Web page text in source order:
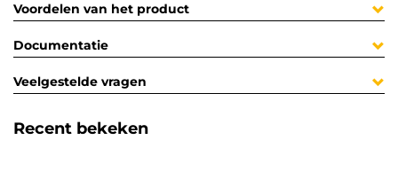
Voordelen van het product
Documentatie
Veelgestelde vragen
Recent bekeken